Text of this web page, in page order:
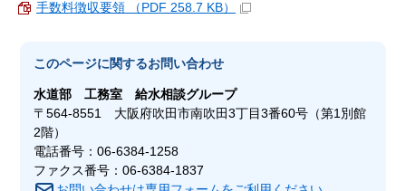
手数料徴収要領 （PDF 258.7 KB）
このページに関するお問い合わせ
水道部工務室 給水相談グループ
〒564-8551 大阪府吹田市南吹田3丁目3番60号（第1別館
2階）
電話番号：06-6384-1258
ファクス番号：06-6384-1837